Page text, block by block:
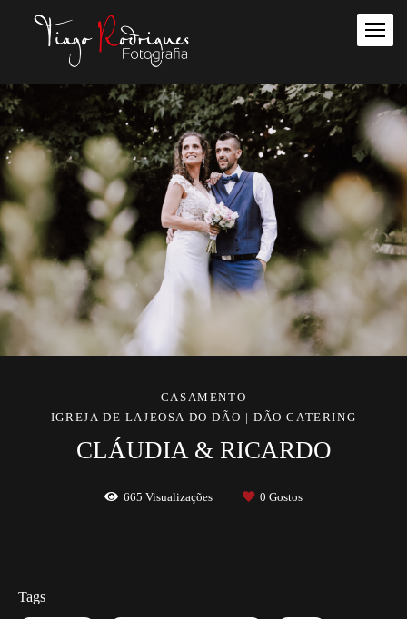
CASAMENTO
IGREJA DE LAJEOSA DO DÃO | DÃO CATERING
CLÁUDIA & RICARDO
665 Visualizações 0 Gostos
Tags